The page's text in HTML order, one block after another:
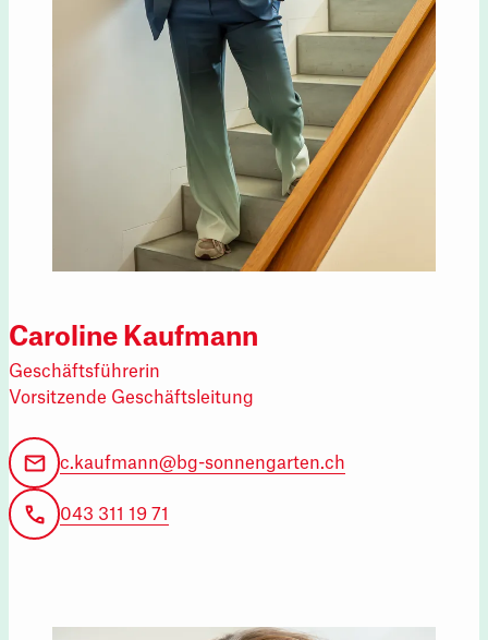
Caroline Kaufmann
Geschäftsführerin
Vorsitzende Geschäftsleitung
c.kaufmann@bg-sonnengarten.ch
043 311 19 71